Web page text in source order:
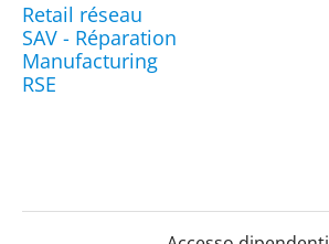
Retail réseau
SAV - Réparation
Manufacturing
RSE